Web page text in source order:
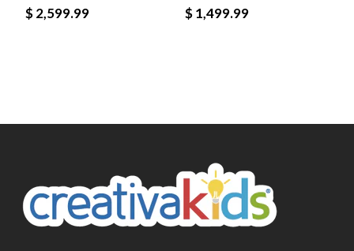
$ 2,599.99 $ 1,499.99